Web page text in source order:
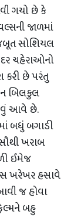
ગયો છે કે
જાળમાં
સોશિયલ
ચહેરાઓનો
કરી છે પરંતુ
બિલકુલ
આવે છે.
બધું બગાડી
ખરાબ
ઈમેજ
ખરેખર હસાવે
જ હોવા
બહુ